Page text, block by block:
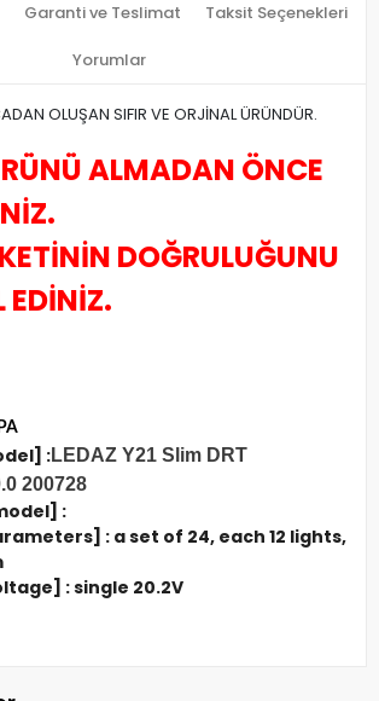
Garanti ve Teslimat Taksit Seçenekleri
Yorumlar
OLUŞAN SIFIR VE ORJİNAL ÜRÜNDÜR.
ALMADAN ÖNCE
DOĞRULUĞUNU
EDİNİZ.
:LEDAZ Y21 Slim DRT
200728
:
: a set of 24, each 12 lights,
: single 20.2V